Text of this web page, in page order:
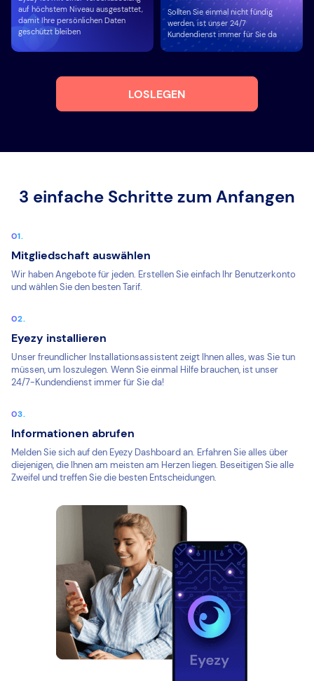
auf höchstem Niveau ausgestattet,
damit Ihre persönlichen Daten
geschützt bleiben
Sollten Sie einmal nicht fündig
werden, ist unser 24/7
Kundendienst immer für Sie da
LOSLEGEN
3 einfache Schritte zum Anfangen
Mitgliedschaft auswählen
Wir haben Angebote für jeden. Erstellen Sie einfach Ihr Benutzerkonto
und wählen Sie den besten Tarif.
Eyezy installieren
Unser freundlicher Installationsassistent zeigt Ihnen alles, was Sie tun
müssen, um loszulegen. Wenn Sie einmal Hilfe brauchen, ist unser
24/7-Kundendienst immer für Sie da!
Informationen abrufen
Melden Sie sich auf den Eyezy Dashboard an. Erfahren Sie alles über
diejenigen, die Ihnen am meisten am Herzen liegen. Beseitigen Sie alle
Zweifel und treffen Sie die besten Entscheidungen.